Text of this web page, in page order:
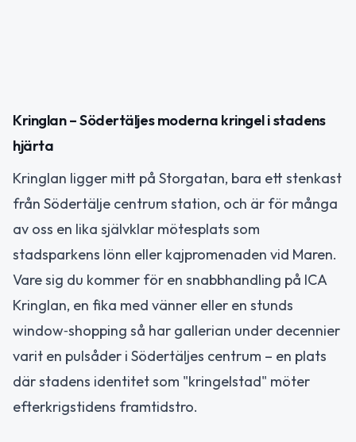
Kringlan – Södertäljes moderna kringel i stadens
hjärta
Kringlan ligger mitt på Storgatan, bara ett stenkast
från Södertälje centrum station, och är för många
av oss en lika självklar mötesplats som
stadsparkens lönn eller kajpromenaden vid Maren.
Vare sig du kommer för en snabbhandling på ICA
Kringlan, en fika med vänner eller en stunds
window‑shopping så har gallerian under decennier
varit en pulsåder i Södertäljes centrum – en plats
där stadens identitet som "kringelstad" möter
efterkrigstidens framtidstro.